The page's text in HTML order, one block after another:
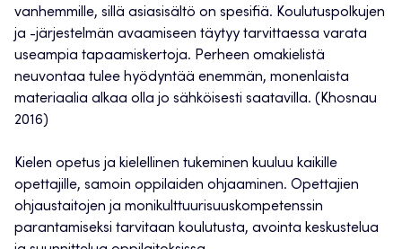
vanhemmille, sillä asiasisältö on spesifiä. Koulutuspolkujen
ja -järjestelmän avaamiseen täytyy tarvittaessa varata
useampia tapaamiskertoja. Perheen omakielistä
neuvontaa tulee hyödyntää enemmän, monenlaista
materiaalia alkaa olla jo sähköisesti saatavilla. (Khosnau
2016)
Kielen opetus ja kielellinen tukeminen kuuluu kaikille
opettajille, samoin oppilaiden ohjaaminen. Opettajien
ohjaustaitojen ja monikulttuurisuuskompetenssin
parantamiseksi tarvitaan koulutusta, avointa keskustelua